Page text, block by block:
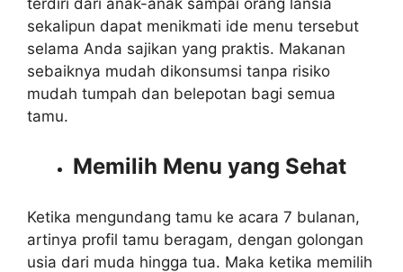
sekalipun dapat menikmati ide menu tersebut
selama Anda sajikan yang praktis. Makanan
sebaiknya mudah dikonsumsi tanpa risiko
mudah tumpah dan belepotan bagi semua
tamu.
Memilih Menu yang Sehat
Ketika mengundang tamu ke acara 7 bulanan,
artinya profil tamu beragam, dengan golongan
usia dari muda hingga tua. Maka ketika memilih